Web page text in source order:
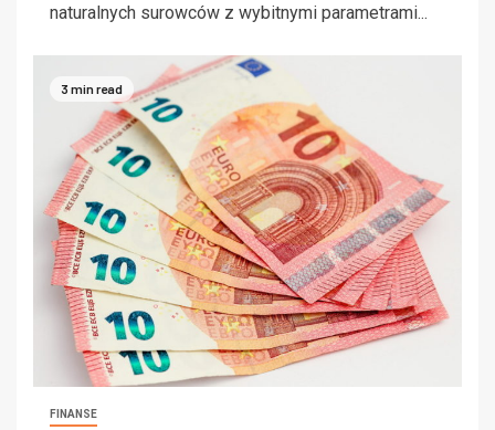
naturalnych surowców z wybitnymi parametrami...
3 min read
FINANSE